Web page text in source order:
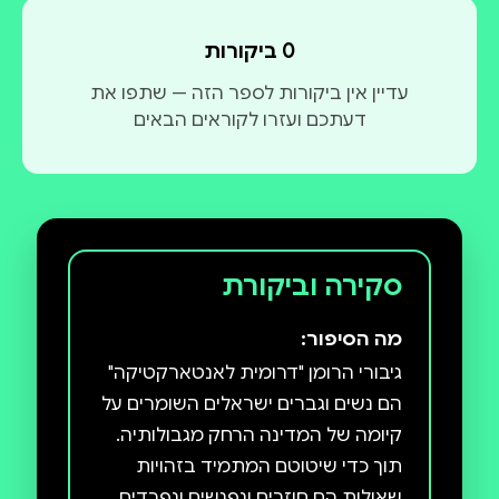
(2016). הרומן מלווה באחרית דבר מקיפה מאת יגאל
0 ביקורות
עדיין אין ביקורות לספר הזה — שתפו את
דעתכם ועזרו לקוראים הבאים
סקירה וביקורת
מה הסיפור:
גיבורי הרומן "דרומית לאנטארקטיקה"
הם נשים וגברים ישראלים השומרים על
קיומה של המדינה הרחק מגבולותיה.
תוך כדי שיטוטם המתמיד בזהויות